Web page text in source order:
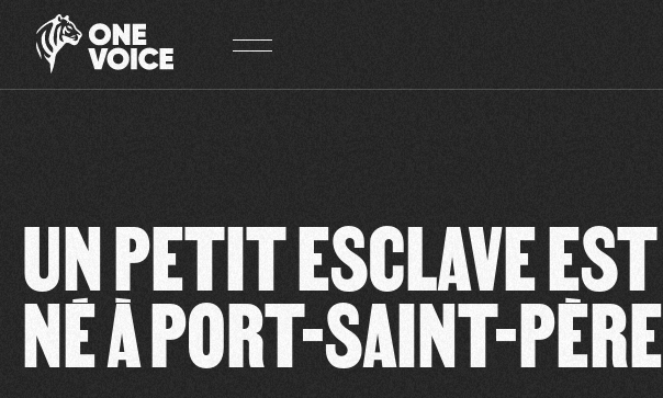
UN PETIT ESCLAVE EST
NÉ À PORT-SAINT-PÈRE